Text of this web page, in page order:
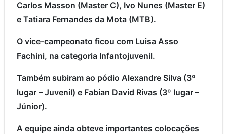
Carlos Masson (Master C), Ivo Nunes (Master E)
e Tatiara Fernandes da Mota (MTB).
O vice-campeonato ficou com Luisa Asso
Fachini, na categoria Infantojuvenil.
Também subiram ao pódio Alexandre Silva (3º
lugar – Juvenil) e Fabian David Rivas (3º lugar –
Júnior).
A equipe ainda obteve importantes colocações